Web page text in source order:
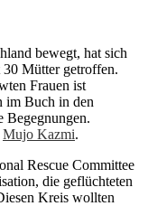
bewegt, hat sich
30 Mütter getroffen.
Frauen ist
im Buch in den
Begegnungen.
Mujo Kazmi.
Rescue Committee
die geflüchteten
Kreis wollten